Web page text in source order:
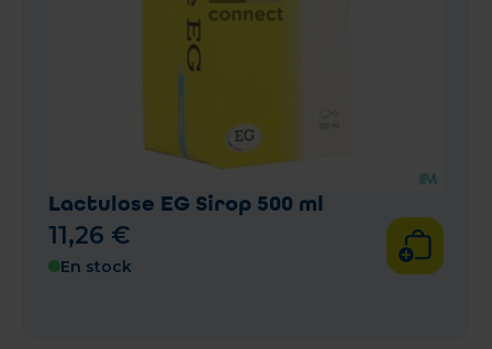
Lactulose EG Sirop 500 ml
11,26 €
En stock